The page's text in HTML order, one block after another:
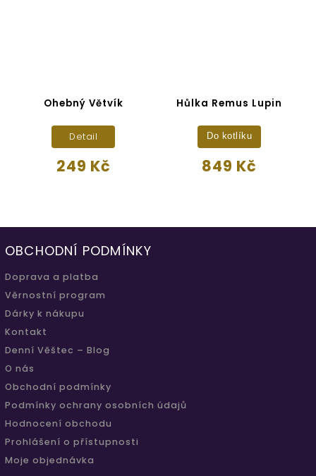
Ohebný Větvík
249 Kč
Detail
Hůlka Remus Lupin
849 Kč
Do kotlíku
OBCHODNÍ PODMÍNKY
Doprava a platba
Věrnostní program
Dárky k nákupu
Kontakt
Denní Věštec – Blog
O nás
Obchodní podmínky
Podmínky ochrany osobních údajů
Hodnocení obchodu
Prohlášení o přístupnosti
Moje objednávka